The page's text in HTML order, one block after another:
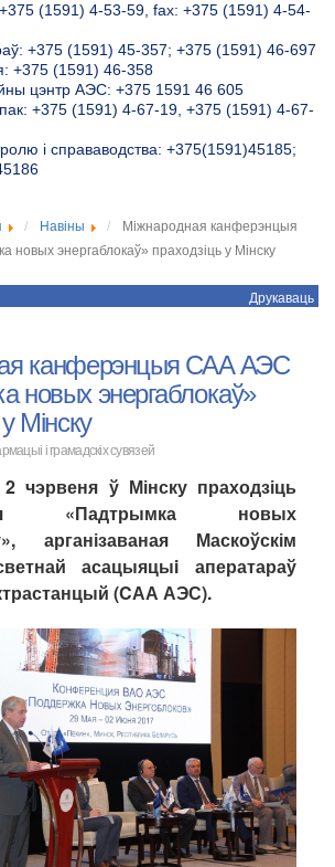
(1591) 4-53-59, fax: +375 (1591) 4-54-
+375 (1591) 45-357; +375 (1591) 46-697
+375 (1591) 46-358
цэнтр АЭС: +375 1591 46 605
+375 (1591) 4-67-19, +375 (1591) 4-67-
і справаводства: +375(1591)45185;
Навіны
Міжнародная канферэнцыя
энергаблокаў» праходзіць у Мінску
Друкаваць
канферэнцыя САА АЭС
новых энергаблокаў»
Мінску
і грамадскіх сувязей
чэрвеня ў Мінску праходзіць
«Падтрымка новых
арганізаваная Маскоўскім
асацыяцыi аператараў
(CАА АЭС).